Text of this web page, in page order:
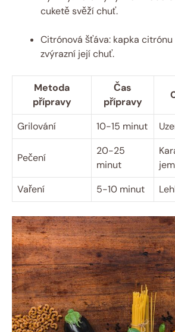
cuketě svěží chuť.
Citrónová šťáva: kapka
zvýrazní její chuť.
Metoda
přípravy
Čas
přípravy
Grilování 10-15 minut
Pečení
20-25
minut
Vaření
5-10 minut